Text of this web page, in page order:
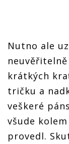
Nutno ale
krátkých
tričku a
veškeré
všude
provedl.